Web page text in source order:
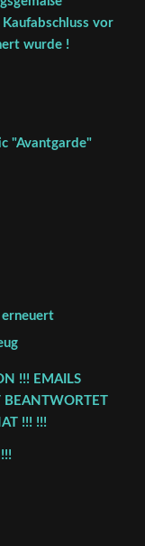
vor
wurde !
"Avantgarde"
!!! EMAILS
BEANTWORTET
!!! !!!